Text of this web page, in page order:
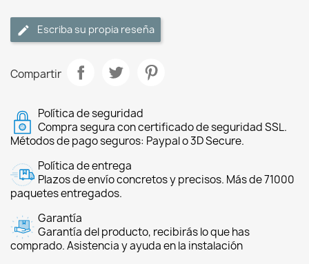
Escriba su propia reseña
Compartir
Política de seguridad
Compra segura con certificado de seguridad SSL.
Métodos de pago seguros: Paypal o 3D Secure.
Política de entrega
Plazos de envío concretos y precisos. Más de 71000
paquetes entregados.
Garantía
Garantía del producto, recibirás lo que has
comprado. Asistencia y ayuda en la instalación